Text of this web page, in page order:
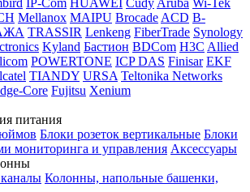
IP-Com HUAWEI Cudy Aruba Wi-Tek
Mellanox MAIPU Brocade ACD B-
TRASSIR Lenkeng FiberTrade Synology
Kyland Бастион BDCom H3C Allied
POWERTONE ICP DAS Finisar EKF
TIANDY URSA Teltonika Networks
Core Fujitsu Xenium
питания
Блоки розеток вертикальные Блоки
мониторинга и управления Аксессуары
Колонны, напольные башенки,